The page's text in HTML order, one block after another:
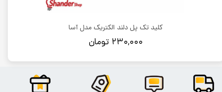
کلید تک پل دلند الکتریک مدل آسا
۲۳۰,۰۰۰ تومان